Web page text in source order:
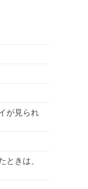
が見られ
ときは、